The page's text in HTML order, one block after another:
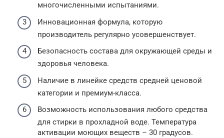
многочисленными испытаниями.
Инновационная формула, которую
производитель регулярно усовершенствует.
Безопасность состава для окружающей среды и
здоровья человека.
Наличие в линейке средств средней ценовой
категории и премиум-класса.
Возможность использования любого средства
для стирки в прохладной воде. Температура
активации моющих веществ – 30 градусов.